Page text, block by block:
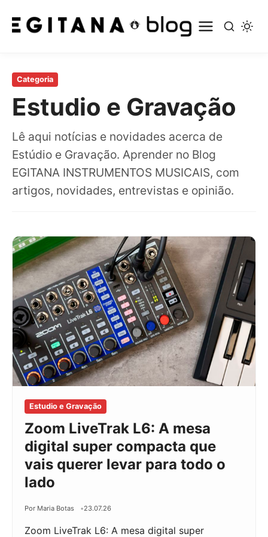
para
conteúdo
principal
Categoria
Estudio e Gravação
Lê aqui notícias e novidades acerca de
Estúdio e Gravação. Aprender no Blog
EGITANA INSTRUMENTOS MUSICAIS, com
artigos, novidades, entrevistas e opinião.
Estudio e Gravação
Zoom LiveTrak L6: A mesa
digital super compacta que
vais querer levar para todo o
lado
Por Maria Botas 23.07.26
Zoom LiveTrak L6: A mesa digital super